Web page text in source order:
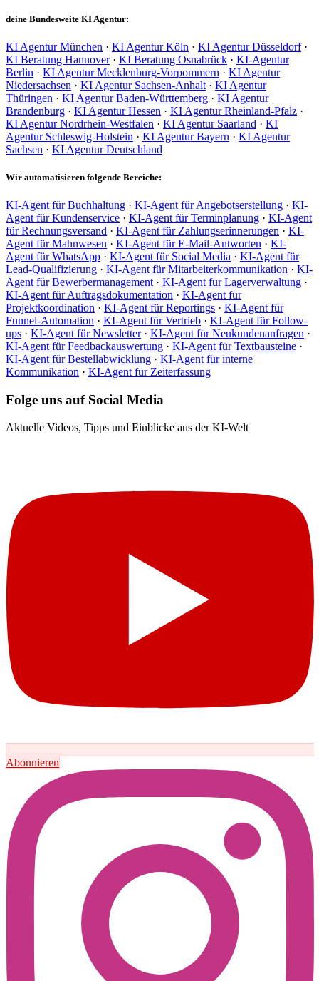
deine Bundesweite KI Agentur:
KI Agentur München · KI Agentur Köln · KI Agentur Düsseldorf·
KI Beratung Hannover· KI Beratung Osnabrück · KI-Agentur
Berlin · KI Agentur Mecklenburg-Vorpommern · KI Agentur
Niedersachsen · KI Agentur Sachsen-Anhalt · KI Agentur
Thüringen · KI Agentur Baden-Württemberg · KI Agentur
Brandenburg · KI Agentur Hessen · KI Agentur Rheinland-Pfalz ·
KI Agentur Nordrhein-Westfalen · KI Agentur Saarland · KI
Agentur Schleswig-Holstein · KI Agentur Bayern · KI Agentur
Sachsen · KI Agentur Deutschland
Wir automatisieren folgende Bereiche:
KI-Agent für Buchhaltung · KI-Agent für Angebotserstellung · KI-
Agent für Kundenservice · KI-Agent für Terminplanung · KI-Agent
für Rechnungsversand · KI-Agent für Zahlungserinnerungen · KI-
Agent für Mahnwesen · KI-Agent für E-Mail-Antworten · KI-
Agent für WhatsApp · KI-Agent für Social Media · KI-Agent für
Lead-Qualifizierung · KI-Agent für Mitarbeiterkommunikation · KI-
Agent für Bewerbermanagement · KI-Agent für Lagerverwaltung ·
KI-Agent für Auftragsdokumentation · KI-Agent für
Projektkoordination · KI-Agent für Reportings · KI-Agent für
Funnel-Automation · KI-Agent für Vertrieb · KI-Agent für Follow-
ups · KI-Agent für Newsletter· KI-Agent für Neukundenanfragen ·
KI-Agent für Feedbackauswertung · KI-Agent für Textbausteine ·
KI-Agent für Bestellabwicklung · KI-Agent für interne
Kommunikation · KI-Agent für Zeiterfassung
Folge uns auf Social Media
Aktuelle Videos, Tipps und Einblicke aus der KI-Welt
Abonnieren